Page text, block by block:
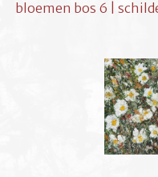
bloemen bos 6 |